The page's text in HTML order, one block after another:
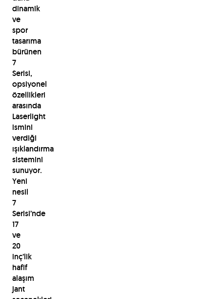
dinamik
ve
spor
tasarıma
bürünen
7
Serisi,
opsiyonel
özellikleri
arasında
Laserlight
ismini
verdiği
ışıklandırma
sistemini
sunuyor.
Yeni
nesil
7
Serisi’nde
17
ve
20
inç’lik
hafif
alaşım
jant